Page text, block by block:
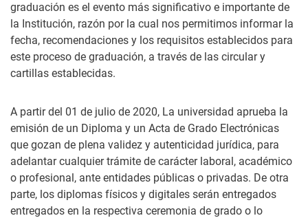
graduación es el evento más significativo e importante de
la Institución, razón por la cual nos permitimos informar la
fecha, recomendaciones y los requisitos establecidos para
este proceso de graduación, a través de las circular y
cartillas establecidas.
A partir del 01 de julio de 2020, La universidad aprueba la
emisión de un Diploma y un Acta de Grado Electrónicas
que gozan de plena validez y autenticidad jurídica, para
adelantar cualquier trámite de carácter laboral, académico
o profesional, ante entidades públicas o privadas. De otra
parte, los diplomas físicos y digitales serán entregados
entregados en la respectiva ceremonia de grado o lo